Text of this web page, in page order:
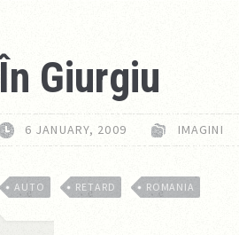
În Giurgiu
6 JANUARY, 2009 IMAGINI
AUTO RETARD ROMANIA